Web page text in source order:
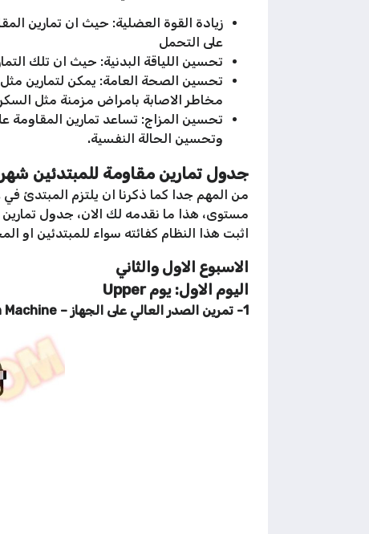
زيادة القوة العضلية: حيث ان تمارين
على التحمل
تحسين اللياقة البدنية: حيث ان تلك
تحسين الصحة العامة: يمكن لتمارين
مخاطر الاصابة بامراض مزمنة مثل
تحسين المزاج: تساعد تمارين المقاومة
وتحسين الحالة النفسية.
جدول تمارين مقاومة للمبتدئين
من المهم جدا كما ذكرنا ان يلتزم المبتدئ
اثبت هذا النظام كفائته سواء للمبتدئين او
الاسبوع الاول والثاني
اليوم الاول: يوم Upper
1- تمرين الصدر العالي على الجهاز – Incline Hammer Strength Machine